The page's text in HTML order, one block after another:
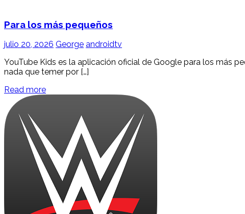
Para los más pequeños
julio 20, 2026 George androidtv
YouTube Kids es la aplicación oficial de Google para los más
nada que temer por […]
Read more